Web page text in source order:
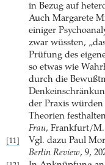
in Bezug auf
Auch Margarete
einiger
zwar wüssten,
Prüfung des
so etwas wie
durch die
der Praxis
Theorien
Frau, Frankfurt/M.
[11] Vgl. dazu Paul
Berlin Review, 9,